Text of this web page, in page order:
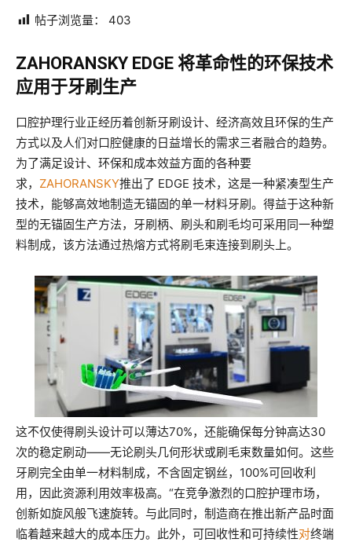
帖子浏览量： 403
ZAHORANSKY EDGE 将革命性的环保技术
应用于牙刷生产
口腔护理行业正经历着创新牙刷设计、经济高效且环保的生产
方式以及人们对口腔健康的日益增长的需求三者融合的趋势。
为了满足设计、环保和成本效益方面的各种要
求， ZAHORANSKY推出了 EDGE 技术，这是一种紧凑型生产
技术，能够高效地制造无锚固的单一材料牙刷。得益于这种新
型的无锚固生产方法，牙刷柄、刷头和刷毛均可采用同一种塑
料制成，该方法通过热熔方式将刷毛束连接到刷头上。
这不仅使得刷头设计可以薄达70%，还能确保每分钟高达30
次的稳定刷动——无论刷头几何形状或刷毛束数量如何。这些
牙刷完全由单一材料制成，不含固定钢丝，100%可回收利
用，因此资源利用效率极高。“在竞争激烈的口腔护理市场，
创新如旋风般飞速旋转。与此同时，制造商在推出新产品时面
临着越来越大的成本压力。此外，可回收性和可持续性对终端